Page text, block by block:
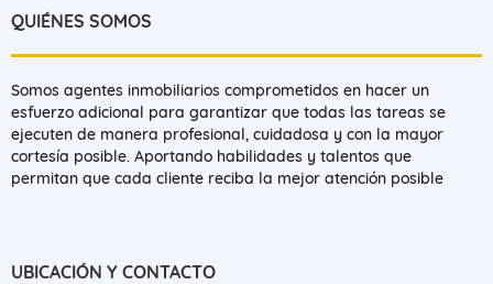
QUIÉNES SOMOS
Somos agentes inmobiliarios comprometidos en hacer un
esfuerzo adicional para garantizar que todas las tareas se
ejecuten de manera profesional, cuidadosa y con la mayor
cortesía posible. Aportando habilidades y talentos que
permitan que cada cliente reciba la mejor atención posible
UBICACIÓN Y CONTACTO